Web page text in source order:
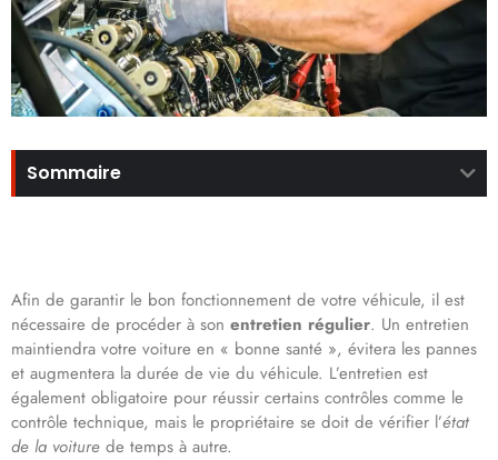
Sommaire
Afin de garantir le bon fonctionnement de votre véhicule, il est
nécessaire de procéder à son entretien régulier. Un entretien
maintiendra votre voiture en « bonne santé », évitera les pannes
et augmentera la durée de vie du véhicule. L’entretien est
également obligatoire pour réussir certains contrôles comme le
contrôle technique, mais le propriétaire se doit de vérifier l’état
de la voiture de temps à autre.